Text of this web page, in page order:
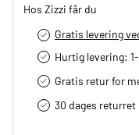
Hos Zizzi får du
Gratis levering
Hurtig levering­:
Gratis retur for
30 dages returret